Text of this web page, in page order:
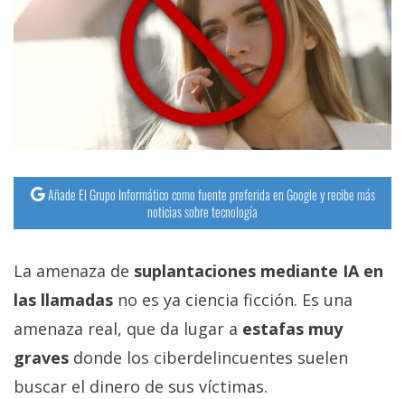
Añade El Grupo Informático como fuente preferida en Google y recibe más
noticias sobre tecnología
La amenaza de suplantaciones mediante IA en
las llamadas no es ya ciencia ficción. Es una
amenaza real, que da lugar a estafas muy
graves donde los ciberdelincuentes suelen
buscar el dinero de sus víctimas.